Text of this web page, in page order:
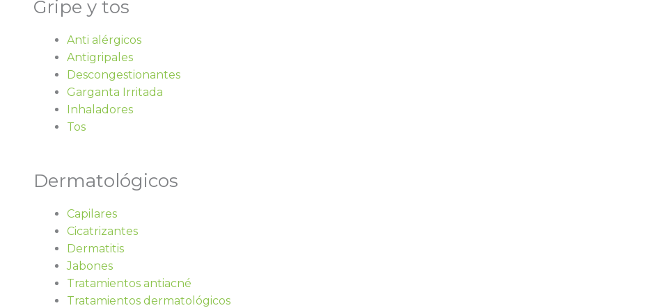
Gripe y tos
Anti alérgicos
Antigripales
Descongestionantes
Garganta Irritada
Inhaladores
Tos
Dermatológicos
Capilares
Cicatrizantes
Dermatitis
Jabones
Tratamientos antiacné
Tratamientos dermatológicos